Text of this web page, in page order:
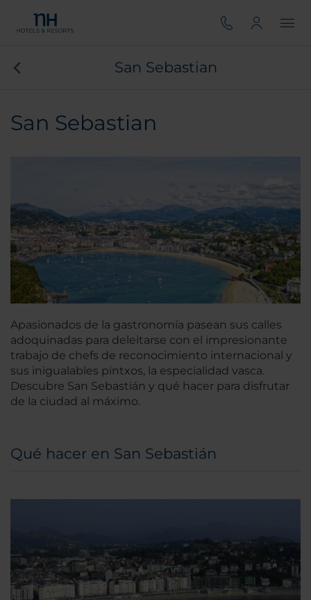
San Sebastian
San Sebastian
Apasionados de la gastronomía pasean sus calles
adoquinadas para deleitarse con el impresionante
trabajo de chefs de reconocimiento internacional y
sus inigualables pintxos, la especialidad vasca.
Descubre San Sebastián y qué hacer para disfrutar
de la ciudad al máximo.
Qué hacer en San Sebastián